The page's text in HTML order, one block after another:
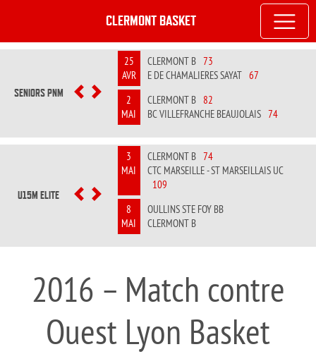
CLERMONT BASKET
SENIORS PNM PREVIOUS
NEXT
25
AVR
CLERMONT B 73
E DE CHAMALIERES SAYAT 67
2
MAI
CLERMONT B 82
BC VILLEFRANCHE BEAUJOLAIS 74
U15M ELITE PREVIOUS
NEXT
3
MAI
CLERMONT B 74
CTC MARSEILLE - ST MARSEILLAIS UC
109
8
MAI
OULLINS STE FOY BB
CLERMONT B
2016 – Match contre
Ouest Lyon Basket